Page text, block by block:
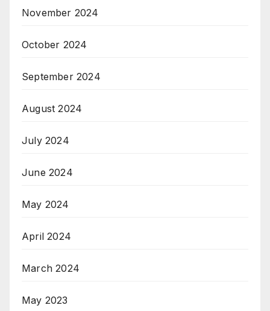
November 2024
October 2024
September 2024
August 2024
July 2024
June 2024
May 2024
April 2024
March 2024
May 2023